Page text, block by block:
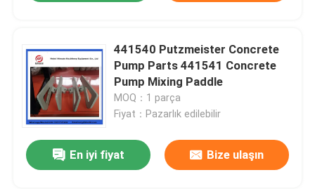
Ürünler
441540 Putzmeister Concrete
Pump Parts 441541 Concrete
Pump Mixing Paddle
MOQ：1 parça
Fiyat：Pazarlık edilebilir
En iyi fiyat Bize ulaşın
SAUER DANFOSS Rexthod Pump SPV23 Hydraulic Pump High Pressure